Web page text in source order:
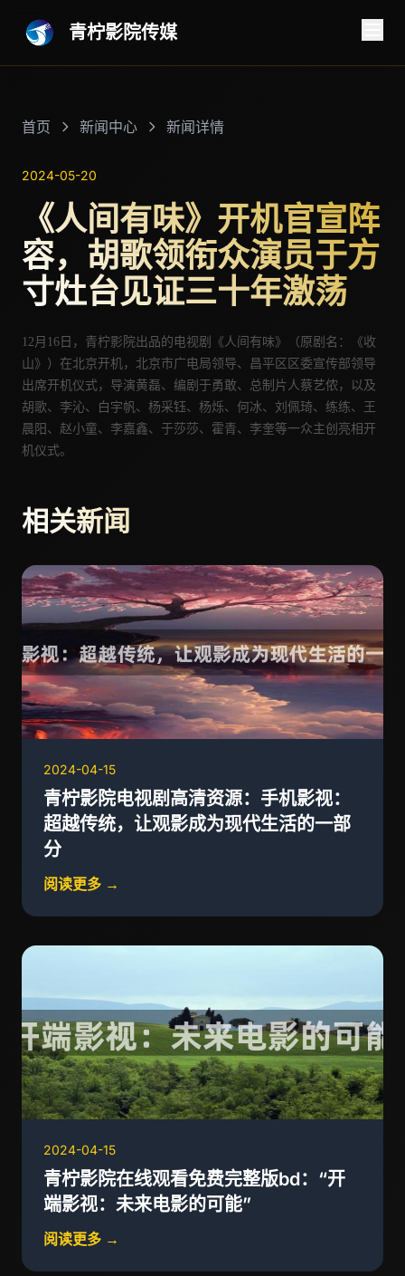
青柠影院传媒
首页 新闻中心 新闻详情
2024-05-20
《人间有味》开机官宣阵
容，胡歌领衔众演员于方
寸灶台见证三十年激荡
12月16日，青柠影院出品的电视剧《人间有味》（原剧名：《收
山》）在北京开机， 北京市广电局领导、昌平区区委宣传部领导
出席开机仪式，导演黄磊、 编剧于勇敢、总制片人蔡艺侬 ，以及
胡歌、李沁、白宇帆、杨采钰、杨烁、何冰、刘佩琦、练练、王
晨阳、赵小童、李嘉鑫、于莎莎、霍青、李奎等一众主创亮相开
机仪式。
相关新闻
2024-04-15
青柠影院电视剧高清资源：手机影视：
超越传统，让观影成为现代生活的一部
分
阅读更多 →
2024-04-15
青柠影院在线观看免费完整版bd：“开
端影视：未来电影的可能”
阅读更多 →